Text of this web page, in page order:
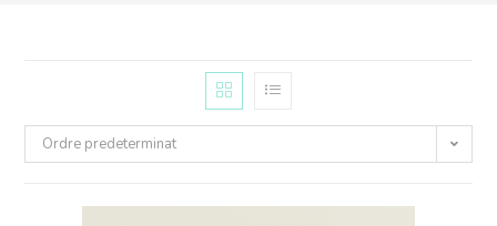
Ordre predeterminat